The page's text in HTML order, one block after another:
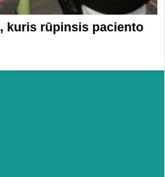
kuris rūpinsis paciento